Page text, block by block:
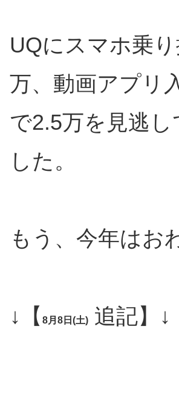
UQにスマホ乗
万、動画アプリ
で2.5万を見逃し
した。
もう、今年はお
↓【 8月8日(土) 追記】↓